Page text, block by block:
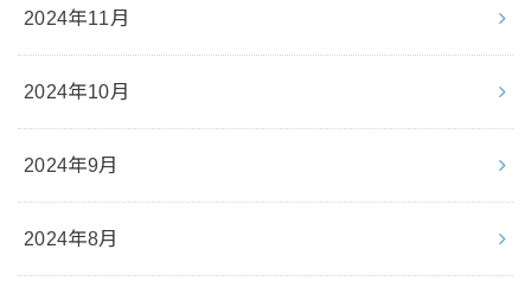
2024年11月
2024年10月
2024年9月
2024年8月